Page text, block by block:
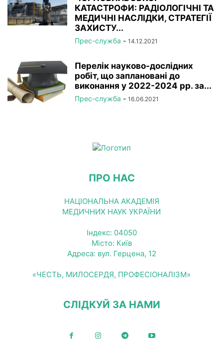
КАТАСТРОФИ: РАДІОЛОГІЧНІ ТА
МЕДИЧНІ НАСЛІДКИ, СТРАТЕГІЇ
ЗАХИСТУ...
Прес-служба - 14.12.2021
Перелік науково-дослідних
робіт, що заплановані до
виконання у 2022-2024 рр. за...
Прес-служба - 16.06.2021
ПРО НАС
НАЦІОНАЛЬНА АКАДЕМІЯ
МЕДИЧНИХ НАУК УКРАЇНИ
Індекс: 04050
Місто: Київ
Адреса: вул. Герцена, 12
«ЧЕСТЬ, МИЛОСЕРДЯ, ПРОФЕСІОНАЛІЗМ»
СЛІДКУЙ ЗА НАМИ